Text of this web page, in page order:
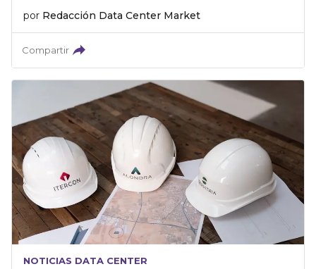
por Redacción Data Center Market
Compartir
NOTICIAS DATA CENTER